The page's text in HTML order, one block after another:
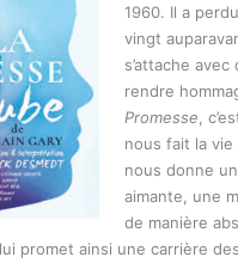
1960. Il a
vingt
s’attache
rendre
Promesse ,
nous fait la vie
nous donne
aimante, une
de manière
promet ainsi une carrière